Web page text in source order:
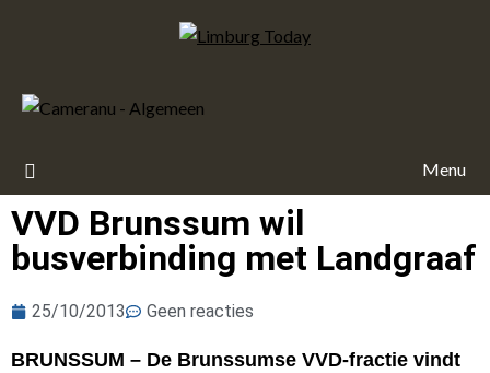
Menu
VVD Brunssum wil
busverbinding met Landgraaf
25/10/2013 Geen reacties
BRUNSSUM – De Brunssumse VVD-fractie vindt